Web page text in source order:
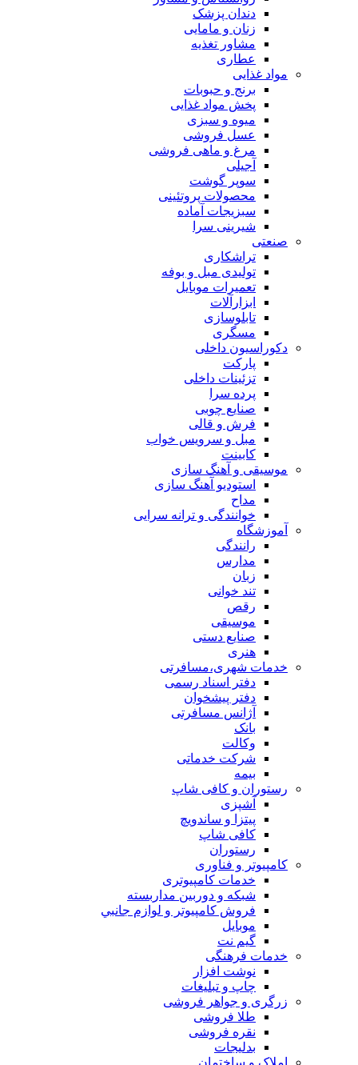
دندان پزشک
زنان و مامایی
مشاور تغذیه
عطاری
مواد غذایی
برنج و حبوبات
پخش مواد غذایی
میوه و سبزی
عسل فروشی
مرغ و ماهی فروشی
آجیلی
سوپر گوشت
محصولات پروتئینی
سبزیجات آماده
شیرینی سرا
صنعتی
تراشکاری
تولیدی مبل و بوفه
تعمیرات موبایل
ابزارآلات
تابلوسازی
مسگری
دکوراسیون داخلی
پارکت
تزئینات داخلی
پرده سرا
صنایع چوبی
فرش و قالی
مبل و سرويس خواب
کابینت
موسیقی و آهنگ سازی
استودیو آهنگ سازی
مداح
خوانندگی و ترانه سرایی
آموزشگاه
رانندگی
مدارس
زبان
تند خوانی
رقص
موسیقی
صنایع دستی
هنری
خدمات شهری،مسافرتی
دفتر اسناد رسمی
دفتر پیشخوان
آژانس مسافرتی
بانک
وکالت
شرکت خدماتی
بيمه
رستوران و کافی شاپ
آشپزی
پیتزا و ساندویچ
کافی شاپ
رستوران
کامپیوتر و فناوری
خدمات کامپیوتری
شبكه و دوربين مداربسته
فروش كامپيوتر و لوازم جانبي
موبایل
گیم نت
خدمات فرهنگی
نوشت افزار
چاپ و تبلیغات
زرگری و جواهر فروشی
طلا فروشی
نقره فروشی
بدلیجات
املاک و ساختمان